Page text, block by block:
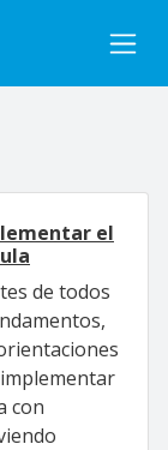
el
de todos
con